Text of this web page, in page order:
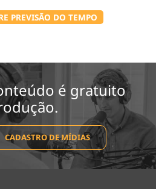
PREVISÃO DO TEMPO
é gratuito
CADASTRO DE MÍDIAS